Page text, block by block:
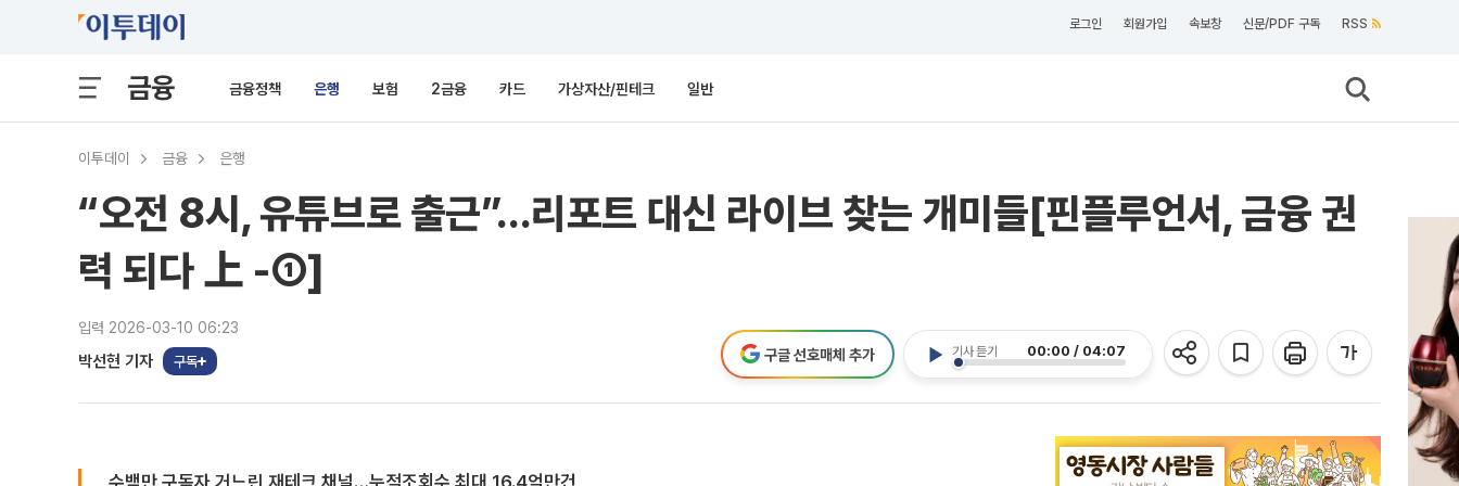
로그인 회원가입 속보창 신문/PDF 구독 RSS
금융 금융정책 은행 보험 2금융 카드 가상자산/핀테크 일반
이투데이 금융 은행
“오전 8시, 유튜브로 출근”…리포트 대신 라이브 찾는 개미들[핀플루언서, 금융 권
력 되다 上 -①]
입력 2026-03-10 06:23
박선현 기자 구독
기사 듣기 00:00 / 04:07
구글 선호매체 추가
수백만 구독자 거느린 재테크 채널…누적조회수 최대 16.4억만건